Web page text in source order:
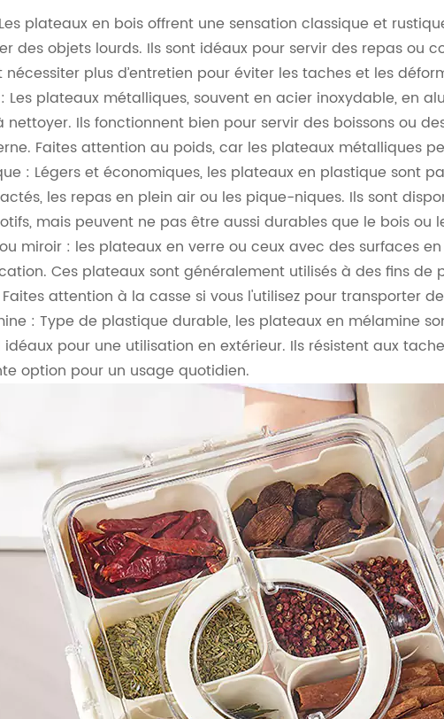
plateaux en bois offrent une sensation classique et
des objets lourds. Ils sont idéaux pour servir des repas ou
nécessiter plus d’entretien pour éviter les taches et les
Les plateaux métalliques, souvent en acier inoxydable, en
nettoyer. Ils fonctionnent bien pour servir des boissons ou
Faites attention au poids, car les plateaux métalliques
: Légers et économiques, les plateaux en plastique sont
les repas en plein air ou les pique-niques. Ils sont
mais peuvent ne pas être aussi durables que le bois ou
miroir : les plateaux en verre ou ceux avec des surfaces
Ces plateaux sont généralement utilisés à des fins
attention à la casse si vous l'utilisez pour transporter
: Type de plastique durable, les plateaux en mélamine
idéaux pour une utilisation en extérieur. Ils résistent aux
option pour un usage quotidien.